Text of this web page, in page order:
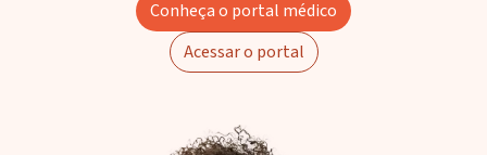
Conheça o portal médico
Acessar o portal